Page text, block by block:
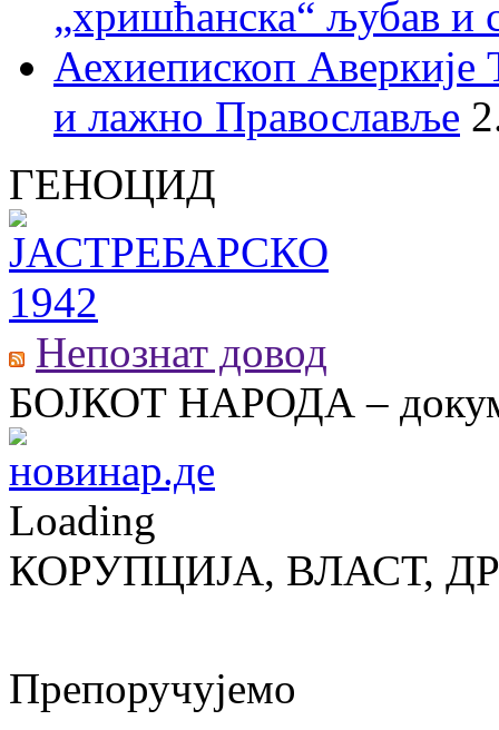
„хришћанска“ љубав и
Аехиепископ
и лажно Православље
ГЕНОЦИД
Непознат довод
БОЈКОТ НАРОДА –
Loading
КОРУПЦИЈА, ВЛАСТ,
Препоручујемо